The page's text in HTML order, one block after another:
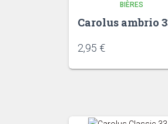
BIÈRES
Carolus ambrio
2,95 €